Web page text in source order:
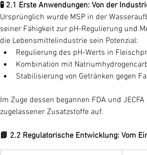
🧪 2.1 Erste Anwendungen: Von der
Ursprünglich wurde MSP in der
seiner Fähigkeit zur pH-Regulierung und
die Lebensmittelindustrie sein Potenzial:
Regulierung des pH-Werts in
Kombination mit
Stabilisierung von Getränken gegen
Im Zuge dessen begannen FDA und
zugelassener Zusatzstoffe auf.
📘 2.2 Regulatorische Entwicklung: Vom